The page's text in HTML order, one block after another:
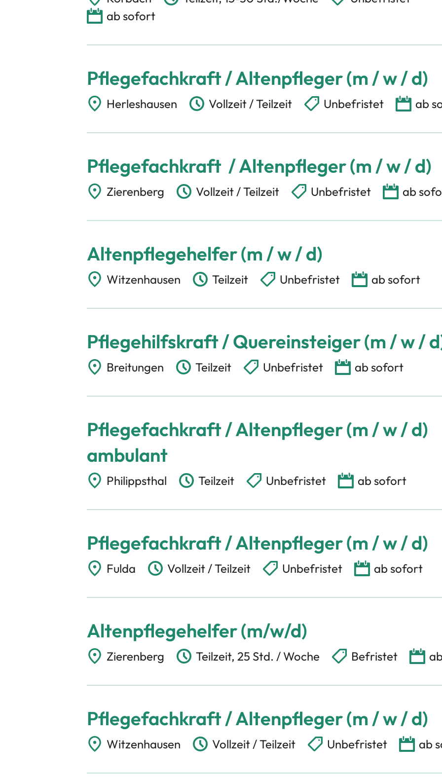
ab sofort
Pflegefachkraft / Altenpfleger (m / w / d)
Herleshausen Vollzeit / Teilzeit Unbefristet ab
Pflegefachkraft / Altenpfleger (m / w / d)
Zierenberg Vollzeit / Teilzeit Unbefristet ab
Altenpflegehelfer (m / w / d)
Witzenhausen Teilzeit Unbefristet ab sofort
Pflegehilfskraft / Quereinsteiger (m / w /
Breitungen Teilzeit Unbefristet ab sofort
Pflegefachkraft / Altenpfleger (m / w / d)
ambulant
Philippsthal Teilzeit Unbefristet ab sofort
Pflegefachkraft / Altenpfleger (m / w / d)
Fulda Vollzeit / Teilzeit Unbefristet ab sofort
Altenpflegehelfer (m/w/d)
Zierenberg Teilzeit, 25 Std. / Woche Befristet
Pflegefachkraft / Altenpfleger (m / w / d)
Witzenhausen Vollzeit / Teilzeit Unbefristet ab